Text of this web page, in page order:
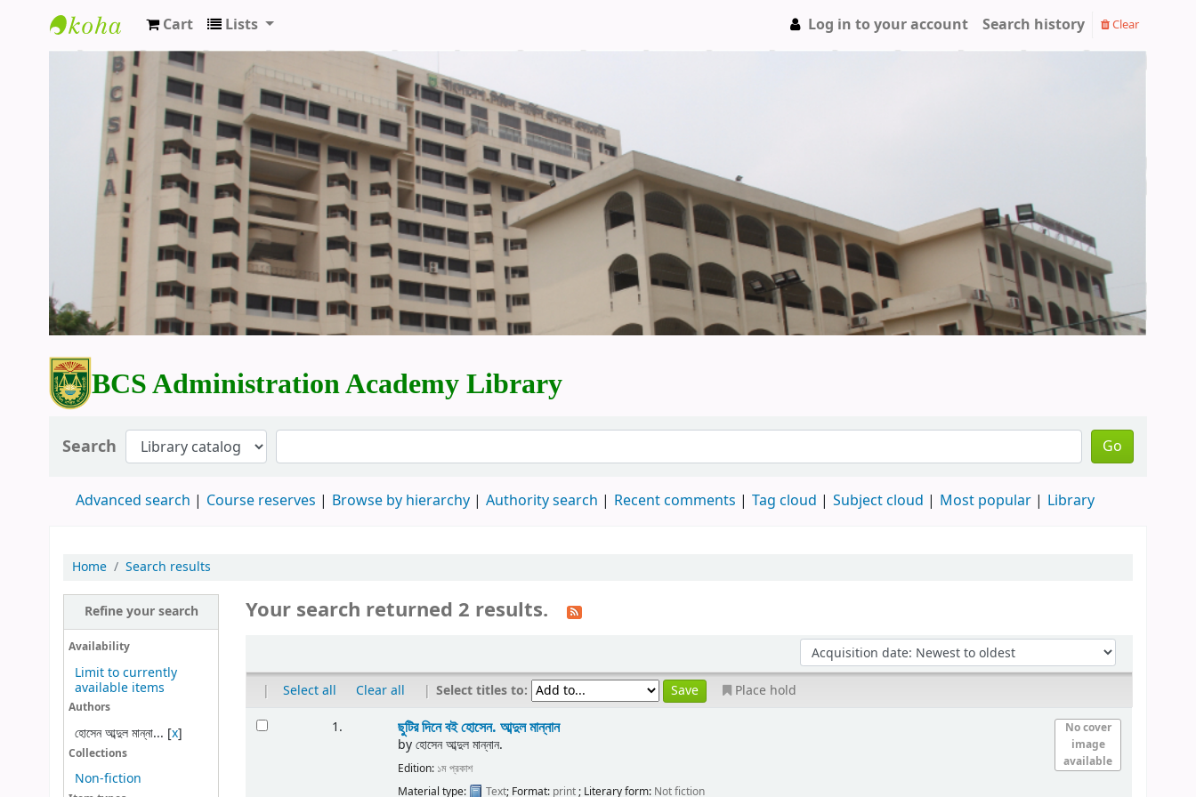
BCS Administration Academy Library
Cart Lists Log in to your account Search history Clear
BCS Administration Academy Library
Search Go
Advanced search Course reserves Browse by hierarchy Authority search Recent comments Tag cloud Subject cloud Most popular Library
Home Search results
Refine your search
Availability
Limit to currently
available items
Authors
হোসেন আব্দুল মান্না... [x]
Collections
Non-fiction
Your search returned 2 results.
| Select all Clear all | Select titles to:
Place hold
1.
No cover
image
available
ছুটির দিনে বইহোসেন. আব্দুল মান্নান
byহোসেন আব্দুল মান্নান.
Edition: ১ম প্রকাশ
Material type:
Text; Format: print ; Literary form: Not fiction